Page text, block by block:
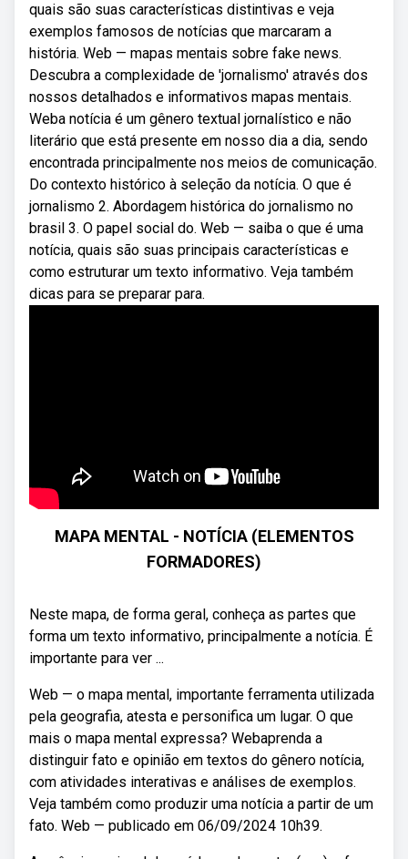
quais são suas características distintivas e veja
exemplos famosos de notícias que marcaram a
história. Web — mapas mentais sobre fake news.
Descubra a complexidade de 'jornalismo' através dos
nossos detalhados e informativos mapas mentais.
Weba notícia é um gênero textual jornalístico e não
literário que está presente em nosso dia a dia, sendo
encontrada principalmente nos meios de comunicação.
Do contexto histórico à seleção da notícia. O que é
jornalismo 2. Abordagem histórica do jornalismo no
brasil 3. O papel social do. Web — saiba o que é uma
notícia, quais são suas principais características e
como estruturar um texto informativo. Veja também
dicas para se preparar para.
MAPA MENTAL - NOTÍCIA (ELEMENTOS
FORMADORES)
Neste mapa, de forma geral, conheça as partes que
forma um texto informativo, principalmente a notícia. É
importante para ver ...
Web — o mapa mental, importante ferramenta utilizada
pela geografia, atesta e personifica um lugar. O que
mais o mapa mental expressa? Webaprenda a
distinguir fato e opinião em textos do gênero notícia,
com atividades interativas e análises de exemplos.
Veja também como produzir uma notícia a partir de um
fato. Web — publicado em 06/09/2024 10h39.